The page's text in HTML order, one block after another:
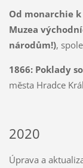
Od monarchie
Muzea
národům!),
1866: Poklady
města Hradce
2020
Úprava a